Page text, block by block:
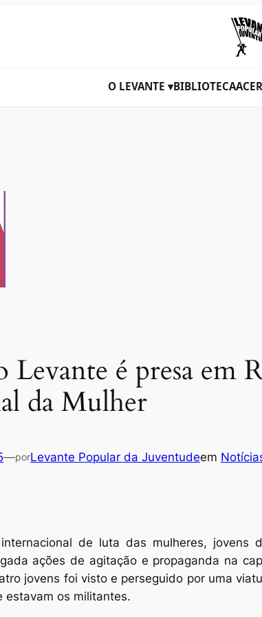
O LEVANTE ▾BIBLIOTECA
é presa em
da Mulher
—porLevante Popular da Juventudeem
de luta das mulheres, jovens
ações de agitação e propaganda na
jovens foi visto e perseguido por uma
estavam os militantes.